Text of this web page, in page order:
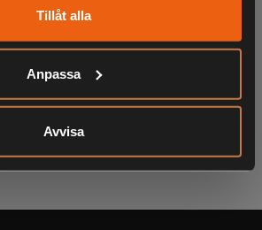
Tillåt alla
Anpassa
Avvisa
TILLSAMMANS
OCKSÅ TITTAT PÅ